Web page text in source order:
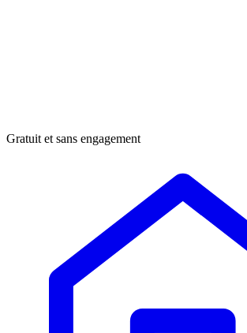
Gratuit et sans engagement